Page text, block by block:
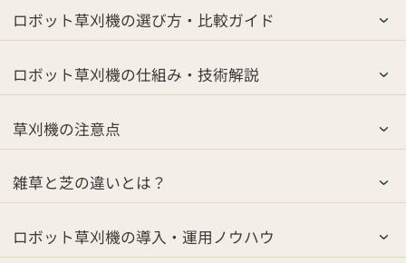
ロボット草刈機の選び方・比較ガイド
ロボット草刈機の仕組み・技術解説
草刈機の注意点
雑草と芝の違いとは？
ロボット草刈機の導入・運用ノウハウ